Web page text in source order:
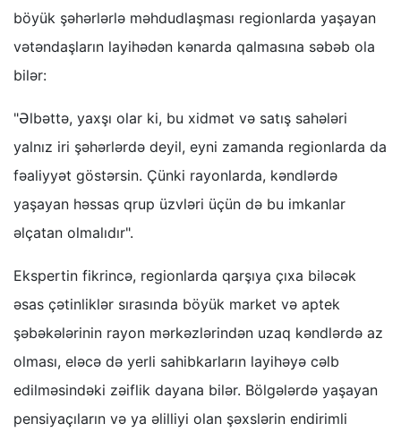
böyük şəhərlərlə məhdudlaşması regionlarda yaşayan
vətəndaşların layihədən kənarda qalmasına səbəb ola
bilər:
"Əlbəttə, yaxşı olar ki, bu xidmət və satış sahələri
yalnız iri şəhərlərdə deyil, eyni zamanda regionlarda da
fəaliyyət göstərsin. Çünki rayonlarda, kəndlərdə
yaşayan həssas qrup üzvləri üçün də bu imkanlar
əlçatan olmalıdır".
Ekspertin fikrincə, regionlarda qarşıya çıxa biləcək
əsas çətinliklər sırasında böyük market və aptek
şəbəkələrinin rayon mərkəzlərindən uzaq kəndlərdə az
olması, eləcə də yerli sahibkarların layihəyə cəlb
edilməsindəki zəiflik dayana bilər. Bölgələrdə yaşayan
pensiyaçıların və ya əlilliyi olan şəxslərin endirimli